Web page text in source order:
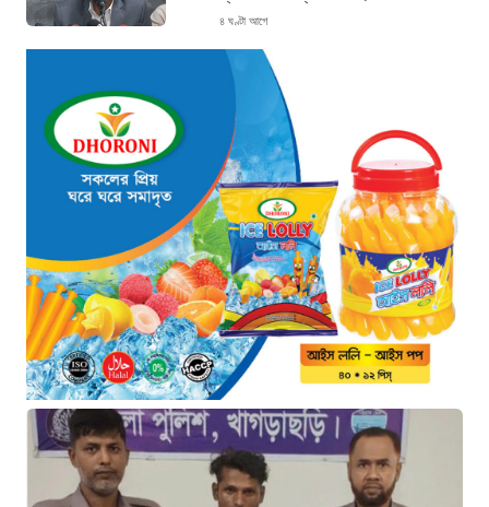
৪ ঘণ্টা আগে
থাইল্যান্ডে ভয়াবহ বন্দুক হামলা: দাদা-দাদিসহ
স্কুলে আরও ৭ জনকে হত্যা
৪ ঘণ্টা আগে
সিলেটে দুই বাসের ভয়াবহ সংঘর্ষ: ঝরে গেল
৮টি তাজা প্রাণ, হাসপাতালে ২৫
৪ ঘণ্টা আগে
সিলিন্ডার লিকেজে ভয়াবহ অগ্নিকাণ্ড: দগ্ধ ৩
জনের অবস্থা আশঙ্কাজনক
৪ ঘণ্টা আগে
খুনির দোসর ও ফ্যাসিবাদের সহযোগী’,
সাকিবকে নিয়ে বিস্ফোরক আসিফ আকবর
২৪ ঘণ্টা আগে
“ইলিয়াস আলীকে অপহরণ-হত্যা মামলা:
সাইফুর রহমান গ্রেপ্তার হচ্ছেন”
২৪ ঘণ্টা আগে